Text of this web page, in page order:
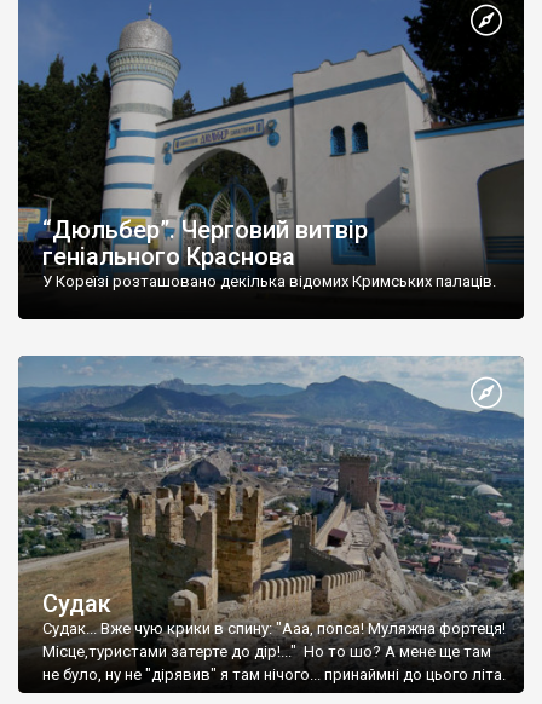
“Дюльбер”. Черговий витвір
геніального Краснова
У Кореїзі розташовано декілька відомих Кримських палаців.
Судак
Судак... Вже чую крики в спину: "Ааа, попса! Муляжна фортеця!
Місце,туристами затерте до дір!..." Но то шо? А мене ще там
не було, ну не "дірявив" я там нічого... принаймні до цього літа.